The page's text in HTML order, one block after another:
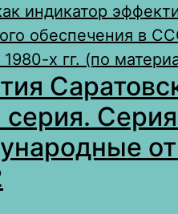
индикатор
обеспечения в
1980-х гг. (по
серия.